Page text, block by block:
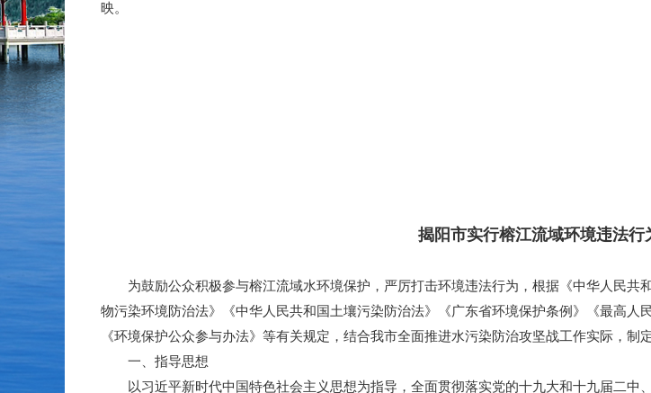
映。
揭阳市实行榕江流域环境违法
为鼓励公众积极参与榕江流域水环境保护，严厉打击环境违法行为，根据《中华人民共
物污染环境防治法》《中华人民共和国土壤污染防治法》《广东省环境保护条例》《最高人
《环境保护公众参与办法》等有关规定，结合我市全面推进水污染防治攻坚战工作实际，制
一、指导思想
以习近平新时代中国特色社会主义思想为指导，全面贯彻落实党的十九大和十九届二中